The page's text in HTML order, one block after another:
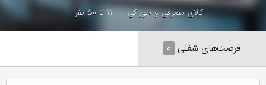
کالای مصرفی و خوراکی ۱۱ تا ۵۰ نفر
فرصت‌های شغلی ۰